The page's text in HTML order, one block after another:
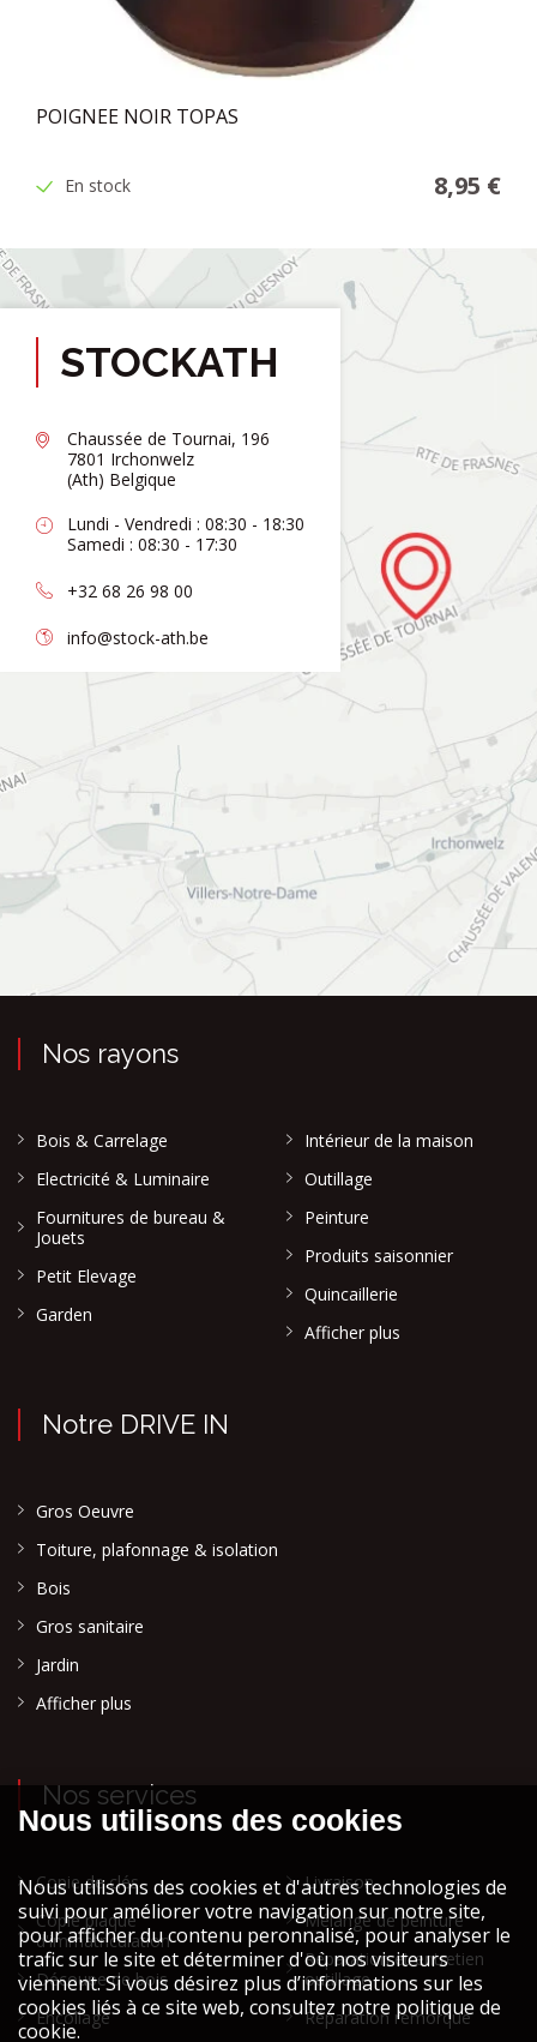
POIGNEE NOIR TOPAS
En stock 8,95 €
STOCKATH
Chaussée de Tournai, 196
7801 Irchonwelz
(Ath) Belgique
Lundi - Vendredi : 08:30 - 18:30
Samedi : 08:30 - 17:30
+32 68 26 98 00
info@stock-ath.be
Nos rayons
Bois & Carrelage
Electricité & Luminaire
Fournitures de bureau &
Jouets
Petit Elevage
Garden
Intérieur de la maison
Outillage
Peinture
Produits saisonnier
Quincaillerie
Afficher plus
Notre DRIVE IN
Gros Oeuvre
Toiture, plafonnage & isolation
Bois
Gros sanitaire
Jardin
Afficher plus
Nos services
Copie de clés
Copie plaque
d'immatriculation
Découpe de bois
Encollage
Livraison
Mélange de peinture
Réparation et entretien
outillage
Réparation remorque